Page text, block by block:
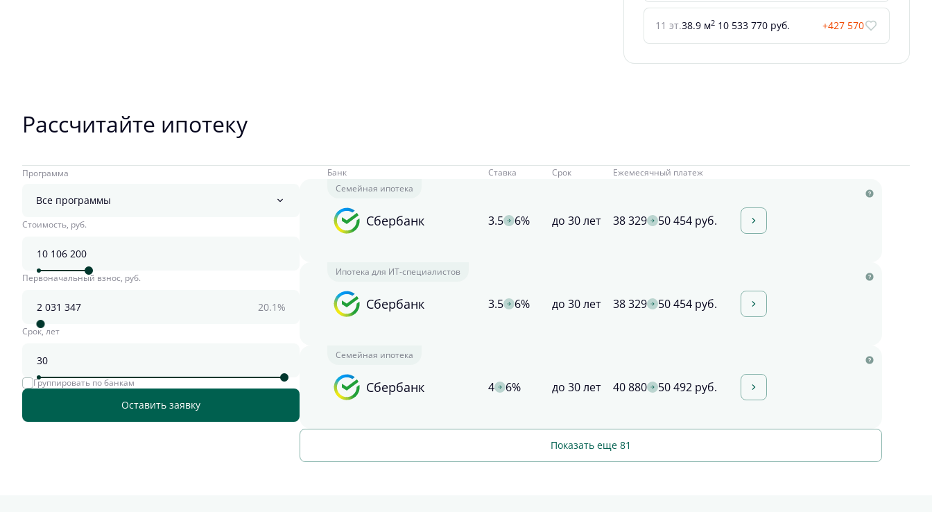
11 эт.38.9 м2 10 533 770 руб. +427 570
Рассчитайте ипотеку
Программа
Все программы
Стоимость, руб.
Первоначальный взнос, руб.
20.1%
Срок, лет
Группировать по банкам
Оставить заявку
Банк Ставка Срок
Ежемесячный платеж
Семейная ипотека
Сбербанк 3.5 6% до 30 лет 38 329 50 454 руб.
Ипотека для ИТ-специалистов
Сбербанк 3.5 6% до 30 лет 38 329 50 454 руб.
Семейная ипотека
Сбербанк 4 6% до 30 лет 40 880 50 492 руб.
Показать еще 81